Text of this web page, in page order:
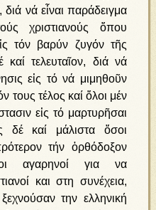
νά εἶναι παράδειγμα
χριστιανούς ὅπου
τόν βαρύν ζυγόν τῆς
τελευταῖον, διά νά
εἰς τό νά μιμηθοῦν
τους τέλος καί ὅλοι μέν
εἰς τό μαρτυρῆσαι
δέ καί μάλιστα ὅσοι
τήν ὀρθόδοξον
αγαρηνοί για να
και στη συνέχεια,
την ελληνική